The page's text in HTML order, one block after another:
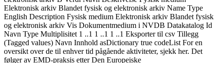
Elektronisk arkiv Blandet fysisk og elektronisk arkiv Name Type
English Description Fysisk medium Elektronisk arkiv Blandet fysisk
og elektronisk arkiv Vis Dokumentmedium i NVDB Datakatalog Id
Navn Type Multiplisitet 1 ..1 1 ..1 1 ..1 Eksporter til csv Tillegg
(Tagged values) Navn Innhold asDictionary true codeList For en
oversikt over de til enhver tid pågående aktiviteter, sjekk her. Det
følger av EMD-praksis etter Den Europeiske